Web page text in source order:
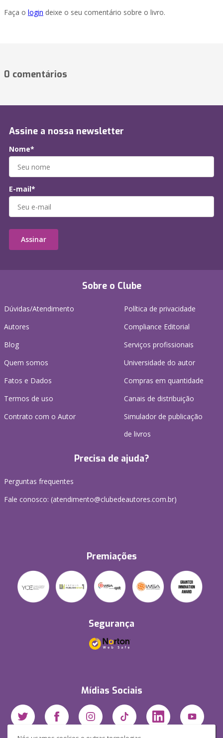
Faça o login deixe o seu comentário sobre o livro.
0 comentários
Sobre o Clube
Dúvidas/Atendimento
Autores
Blog
Quem somos
Fatos e Dados
Termos de uso
Contrato com o Autor
Política de privacidade
Compliance Editorial
Serviços profissionais
Universidade do autor
Compras em quantidade
Canais de distribuição
Simulador de publicação
de livros
Precisa de ajuda?
Perguntas frequentes
Fale conosco: (atendimento@clubedeautores.com.br)
Premiações
Segurança
Mídias Sociais
Assine a nossa newsletter
Nome*
E-mail*
Assinar